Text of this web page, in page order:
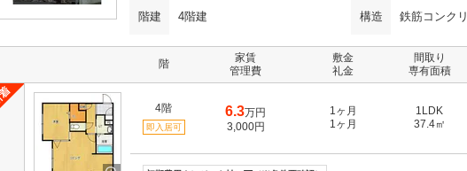
階建 4階建 構造 鉄筋コンク
階
家賃
管理費
敷金
礼金
間取り
専有面積
4階
即入居可
6.3万円
3,000円
1ヶ月
1ヶ月
1LDK
37.4㎡